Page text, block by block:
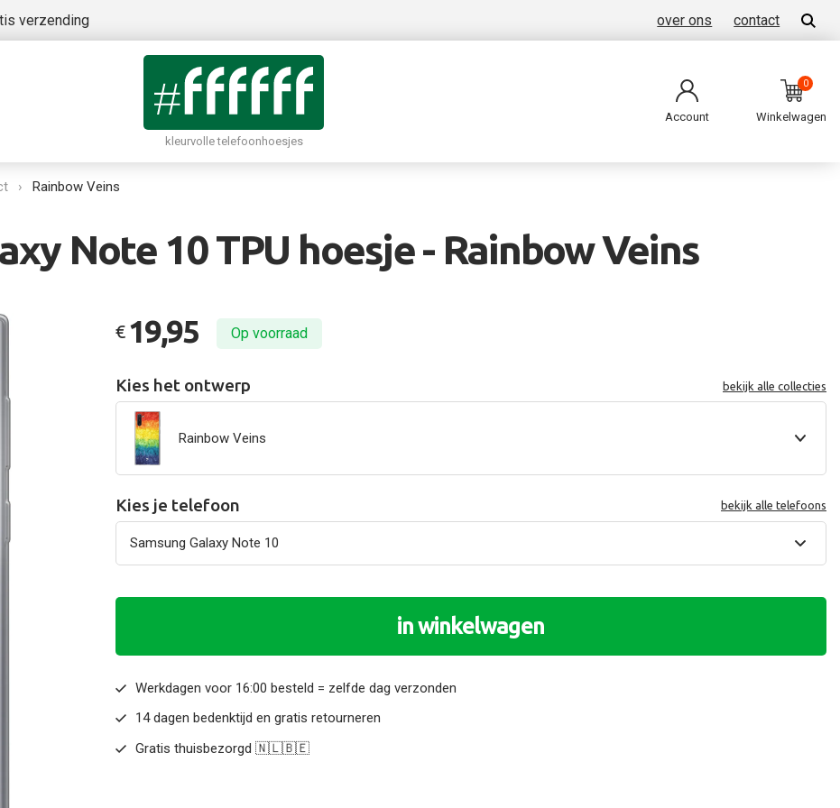
verzending over ons contact
kleurvolle telefoonhoesjes
Account
0
Winkelwagen
Rainbow Veins
Note 10 TPU hoesje - Rainbow Veins
€ 19,95 Op voorraad
Kies het ontwerp bekijk alle collecties
Rainbow Veins
Kies je telefoon bekijk alle telefoons
in winkelwagen
Werkdagen voor 16:00 besteld = zelfde dag verzonden
14 dagen bedenktijd en gratis retourneren
Gratis thuisbezorgd 🇳🇱🇧🇪